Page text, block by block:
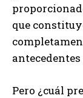
que
Pero ¿cuál